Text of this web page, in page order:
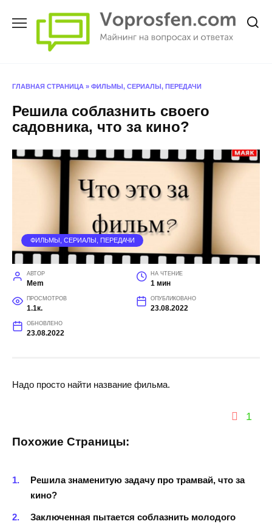
ГЛАВНАЯ СТРАНИЦА » ФИЛЬМЫ, СЕРИАЛЫ, ПЕРЕДАЧИ
Решила соблазнить своего
садовника, что за кино?
ФИЛЬМЫ, СЕРИАЛЫ, ПЕРЕДАЧИ
АВТОР
Mem
НА ЧТЕНИЕ
1 мин
ПРОСМОТРОВ
1.1к.
ОПУБЛИКОВАНО
23.08.2022
ОБНОВЛЕНО
23.08.2022
Надо просто найти название фильма.
1
Похожие Страницы:
Решила знаменитую задачу про трамвай, что за
кино?
Заключенная пытается соблазнить молодого